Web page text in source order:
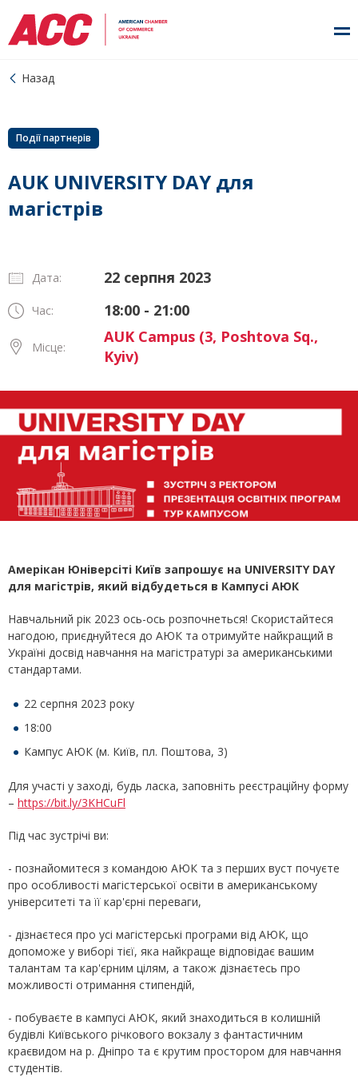
Назад
Події партнерів
AUK UNIVERSITY DAY для
магістрів
Дата: 22 серпня 2023
Час: 18:00 - 21:00
Місце:
AUK Campus (3, Poshtova Sq.,
Kyiv)
Амерікан Юніверсіті Київ запрошує на UNIVERSITY DAY
для магістрів, який відбудеться в Кампусі АЮК
Навчальний рік 2023 ось-ось розпочнеться! Скористайтеся
нагодою, приєднуйтеся до АЮК та отримуйте найкращий в
Україні досвід навчання на магістратурі за американськими
стандартами.
22 серпня 2023 року
18:00
Кампус АЮК (м. Київ, пл. Поштова, 3)
Для участі у заході, будь ласка, заповніть реєстраційну форму
– https://bit.ly/3KHCuFl
Під час зустрічі ви:
- познайомитеся з командою АЮК та з перших вуст почуєте
про особливості магістерської освіти в американському
університеті та її кар'єрні переваги,
- дізнаєтеся про усі магістерські програми від АЮК, що
допоможе у виборі тієї, яка найкраще відповідає вашим
талантам та кар'єрним цілям, а також дізнаєтесь про
можливості отримання стипендій,
- побуваєте в кампусі АЮК, який знаходиться в колишній
будівлі Київського річкового вокзалу з фантастичним
краєвидом на р. Дніпро та є крутим простором для навчання
студентів.